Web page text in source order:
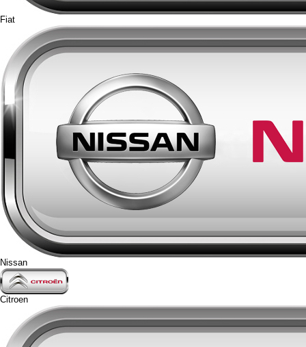
Fiat
Nissan
Citroen